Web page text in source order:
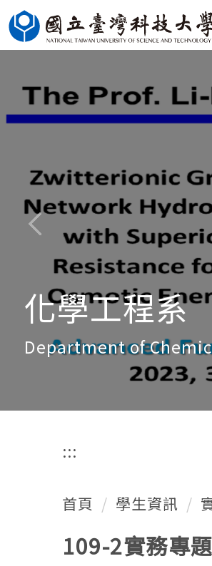
跳
到
容
化學工程系
Department of
:::
首頁 學生資訊
109-2實務專